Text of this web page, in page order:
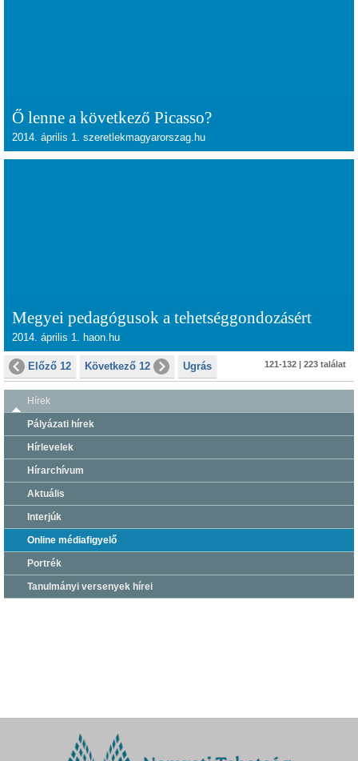
Ő lenne a következő Picasso?
2014. április 1. szeretlekmagyarorszag.hu
Megyei pedagógusok a tehetséggondozásért
2014. április 1. haon.hu
Előző 12 Következő 12 Ugrás 121-132 | 223 találat
Hírek
Pályázati hírek
Hírlevelek
Hírarchívum
Aktuális
Interjúk
Online médiafigyelő
Portrék
Tanulmányi versenyek hírei